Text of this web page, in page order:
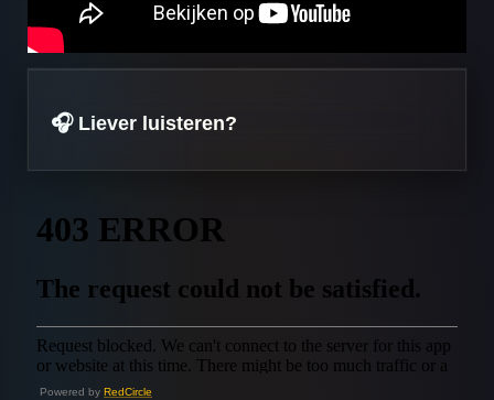
🎧 Liever luisteren?
Powered by RedCircle